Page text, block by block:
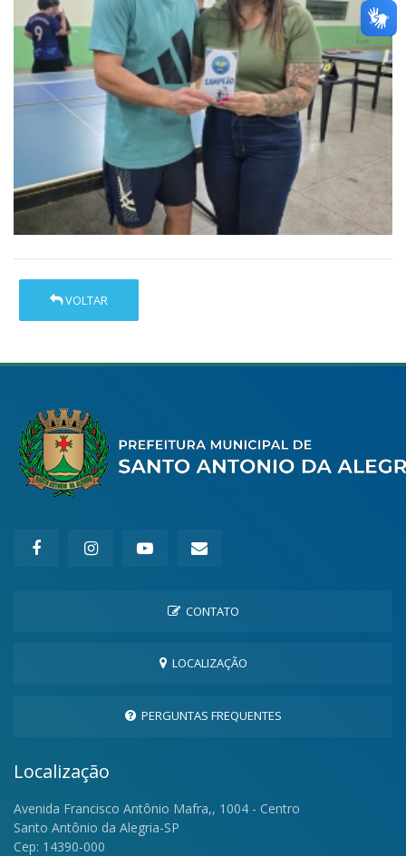
VOLTAR
CONTATO
LOCALIZAÇÃO
PERGUNTAS FREQUENTES
Localização
Avenida Francisco Antônio Mafra,, 1004 - Centro
Santo Antônio da Alegria-SP
Cep: 14390-000